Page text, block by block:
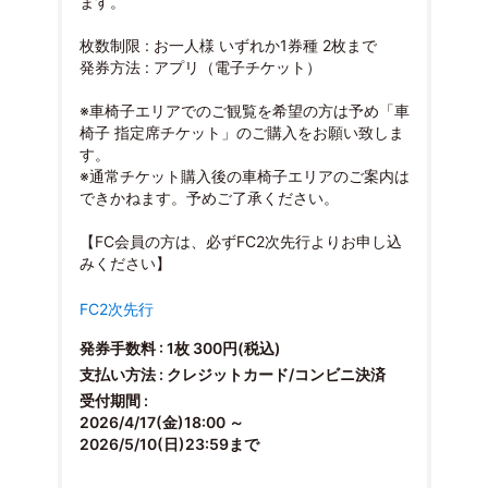
枚数制限 : お一人様 いずれか1券種 2枚まで
発券方法 : アプリ（電子チケット）
※車椅子エリアでのご観覧を希望の方は予め「車
椅子 指定席チケット」のご購入をお願い致しま
す。
※通常チケット購入後の車椅子エリアのご案内は
できかねます。予めご了承ください。
【FC会員の方は、必ずFC2次先行よりお申し込
みください】
FC2次先行
発券手数料 : 1枚 300円(税込)
支払い方法 : クレジットカード/コンビニ決済
受付期間 :
2026/4/17(金)18:00 ～
2026/5/10(日)23:59まで